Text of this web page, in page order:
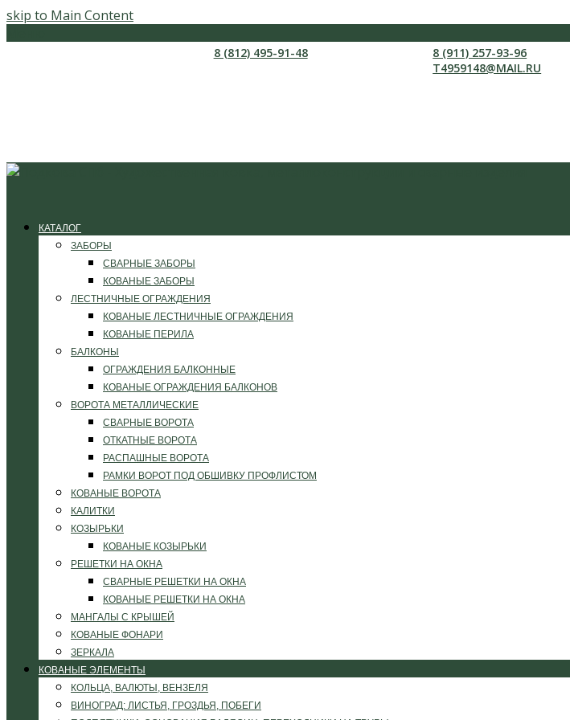
skip to Main Content
8 (812) 495-91-48
8 (911) 257-93-96
T4959148@MAIL.RU
КАТАЛОГ
ЗАБОРЫ
СВАРНЫЕ ЗАБОРЫ
КОВАНЫЕ ЗАБОРЫ
ЛЕСТНИЧНЫЕ ОГРАЖДЕНИЯ
КОВАНЫЕ ЛЕСТНИЧНЫЕ ОГРАЖДЕНИЯ
КОВАНЫЕ ПЕРИЛА
БАЛКОНЫ
ОГРАЖДЕНИЯ БАЛКОННЫЕ
КОВАНЫЕ ОГРАЖДЕНИЯ БАЛКОНОВ
ВОРОТА МЕТАЛЛИЧЕСКИЕ
СВАРНЫЕ ВОРОТА
ОТКАТНЫЕ ВОРОТА
РАСПАШНЫЕ ВОРОТА
РАМКИ ВОРОТ ПОД ОБШИВКУ ПРОФЛИСТОМ
КОВАНЫЕ ВОРОТА
КАЛИТКИ
КОЗЫРЬКИ
КОВАНЫЕ КОЗЫРЬКИ
РЕШЕТКИ НА ОКНА
СВАРНЫЕ РЕШЕТКИ НА ОКНА
КОВАНЫЕ РЕШЕТКИ НА ОКНА
МАНГАЛЫ С КРЫШЕЙ
КОВАНЫЕ ФОНАРИ
ЗЕРКАЛА
КОВАНЫЕ ЭЛЕМЕНТЫ
КОЛЬЦА, ВАЛЮТЫ, ВЕНЗЕЛЯ
ВИНОГРАД: ЛИСТЬЯ, ГРОЗДЬЯ, ПОБЕГИ